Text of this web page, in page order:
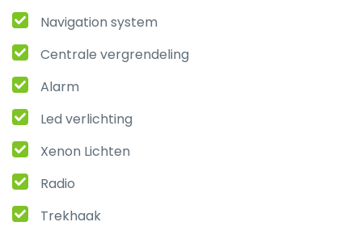
Navigation system
Centrale vergrendeling
Alarm
Led verlichting
Xenon Lichten
Radio
Trekhaak